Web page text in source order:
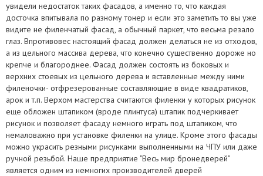
увидели недостаток таких фасадов, а именно то, что каждая
досточка впитывала по разному тонер и если это заметить то вы уже
видите не филенчатый фасад, а обычный паркет, что весьма резало
глаз. Впротивовес настоящий фасад должен делаться не из отходов,
а из цельного массива дерева, что конечно существенно дороже но
крепче и благороднее. Фасад должен состоять из боковых и
верхних стоевых из цельного дерева и вставленные между ними
филеночки- отфрезерованные составляющие в виде квадратиков,
арок и т.п. Верхом мастерства считаются филенки у которых рисунок
еще обложен штапиком (вроде плинтуса) штапик подчеркивает
рисунок и позволяет фасаду немного играть под штапиком, что
немаловажно при установке филенки на улице. Кроме этого фасады
можно украсить резными рисунками выполненными на ЧПУ или даже
ручной резьбой. Наше предприятие "Весь мир бронедверей"
является одним из немногих производителей дверей